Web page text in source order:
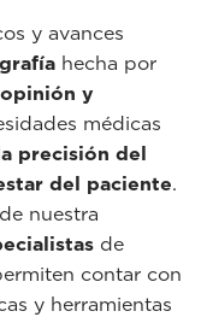
y avances
hecha por
y
médicas
precisión del
del paciente.
nuestra
de
contar con
y herramientas